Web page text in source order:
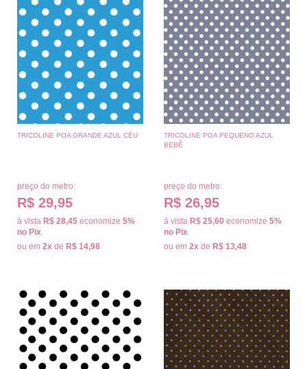
TRICOLINE POA GRANDE AZUL CÉU
preço do metro:
R$ 29,95
à vista R$ 28,45 economize 5%
no Pix
ou em 2x de R$ 14,98
TRICOLINE POA PEQUENO AZUL
BEBÊ
preço do metro:
R$ 26,95
à vista R$ 25,60 economize 5%
no Pix
ou em 2x de R$ 13,48